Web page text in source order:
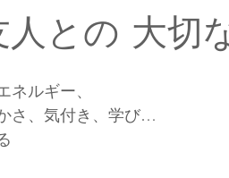
との 大切
ネルギー、
さ、気付き、学び…